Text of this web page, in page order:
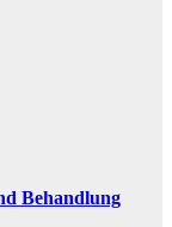
Behandlung